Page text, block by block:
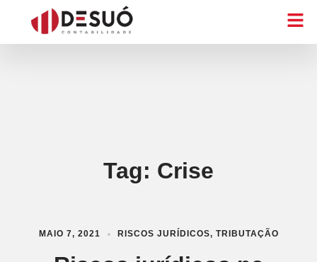
Tag: Crise
MAIO 7, 2021 RISCOS JURÍDICOS, TRIBUTAÇÃO